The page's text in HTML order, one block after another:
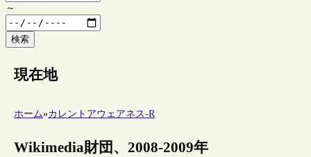
～
検索
現在地
ホーム»カレントアウェアネス-R
Wikimedia財団、2008-2009年